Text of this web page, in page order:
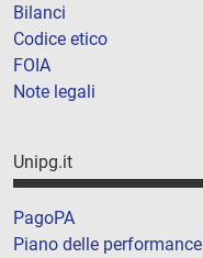
Bilanci
Codice etico
FOIA
Note legali
Unipg.it
PagoPA
Piano delle performance